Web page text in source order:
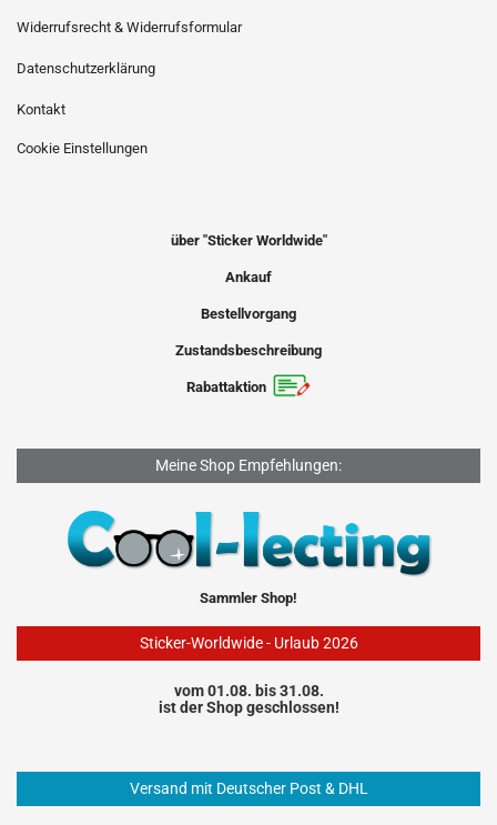
Widerrufsrecht & Widerrufsformular
Datenschutzerklärung
Kontakt
Cookie Einstellungen
über "Sticker Worldwide"
Ankauf
Bestellvorgang
Zustandsbeschreibung
Rabattaktion
Meine Shop Empfehlungen:
Sammler Shop!
Sticker-Worldwide - Urlaub 2026
vom 01.08. bis 31.08.
ist der Shop geschlossen!
Versand mit Deutscher Post & DHL